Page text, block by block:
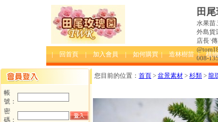
田
水果苗
外島貨
店長˙
008-
| 回首頁 | 加入會員 | 如何購買 | 造林樹苗 | 植物
帳
號：
密
碼：
您目前的位置： 首頁 > 盆景素材 > 杉類 > 龍